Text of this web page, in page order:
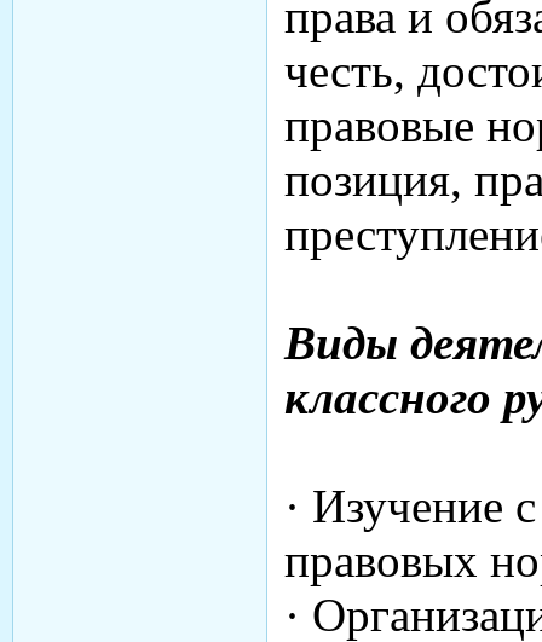
права и
честь,
правовые
позиция,
Виды
классного
· Изучение
правовых
·